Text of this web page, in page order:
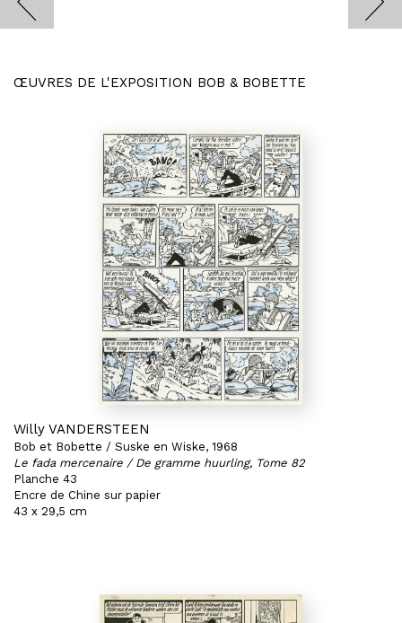
ŒUVRES DE L'EXPOSITION BOB & BOBETTE
Willy VANDERSTEEN
Bob et Bobette / Suske en Wiske, 1968
Le fada mercenaire / De gramme huurling, Tome 82
Planche 43
Encre de Chine sur papier
43 x 29,5 cm